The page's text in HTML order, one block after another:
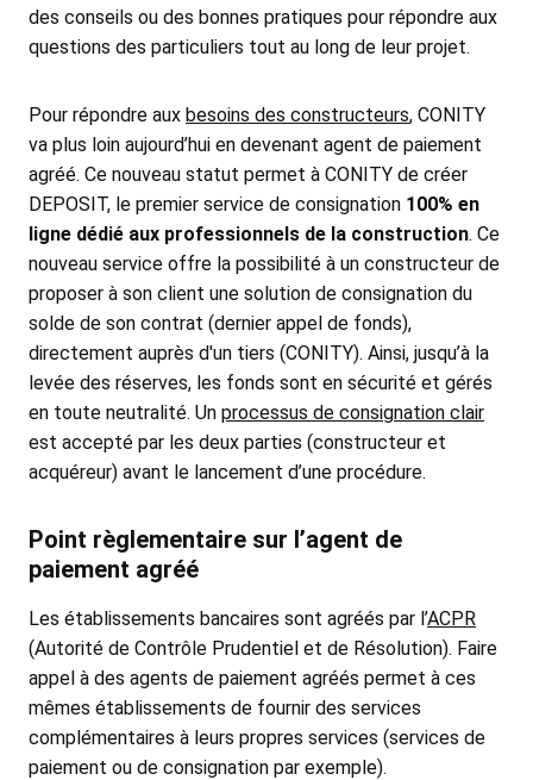
des conseils ou des bonnes pratiques pour répondre aux
questions des particuliers tout au long de leur projet.
Pour répondre aux besoins des constructeurs, CONITY
va plus loin aujourd’hui en devenant agent de paiement
agréé. Ce nouveau statut permet à CONITY de créer
DEPOSIT, le premier service de consignation 100% en
ligne dédié aux professionnels de la construction. Ce
nouveau service offre la possibilité à un constructeur de
proposer à son client une solution de consignation du
solde de son contrat (dernier appel de fonds),
directement auprès d'un tiers (CONITY). Ainsi, jusqu’à la
levée des réserves, les fonds sont en sécurité et gérés
en toute neutralité. Un processus de consignation clair
est accepté par les deux parties (constructeur et
acquéreur) avant le lancement d’une procédure.
Point règlementaire sur l’agent de
paiement agréé
Les établissements bancaires sont agréés par l’ACPR
(Autorité de Contrôle Prudentiel et de Résolution). Faire
appel à des agents de paiement agréés permet à ces
mêmes établissements de fournir des services
complémentaires à leurs propres services (services de
paiement ou de consignation par exemple).